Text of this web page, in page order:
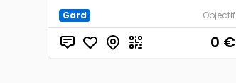
Gard Objectif
0 €